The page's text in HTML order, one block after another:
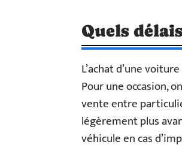
Quels
L’achat d’une
Pour une occasion,
vente entre
légèrement plus
véhicule en cas